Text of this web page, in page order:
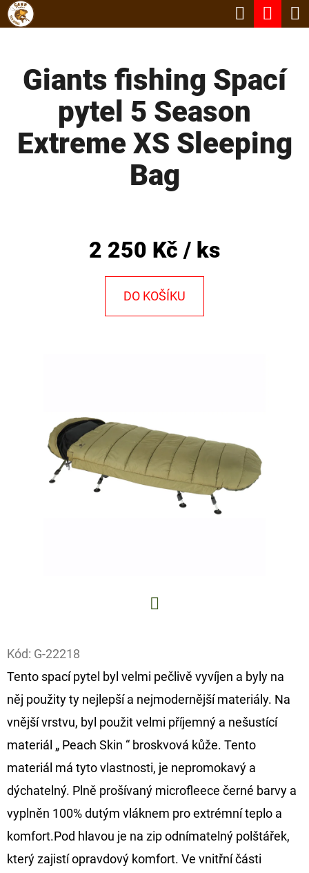
Přejít
Hledat
Giants fishing Spací
pytel 5 Season
Extreme XS Sleeping
Bag
2 250 Kč / ks
DO KOŠÍKU
Kód: G-22218
Tento spací pytel byl velmi pečlivě vyvíjen a byly na
něj použity ty nejlepší a nejmodernější materiály. Na
vnější vrstvu, byl použit velmi příjemný a nešustící
materiál „ Peach Skin “ broskvová kůže. Tento
materiál má tyto vlastnosti, je nepromokavý a
dýchatelný. Plně prošívaný microfleece černé barvy a
vyplněn 100% dutým vláknem pro extrémní teplo a
komfort.Pod hlavou je na zip odnímatelný polštářek,
který zajistí opravdový komfort. Ve vnitřní části
K
O
P
O
D
O
P
O
R
U
U
J
E
M
E